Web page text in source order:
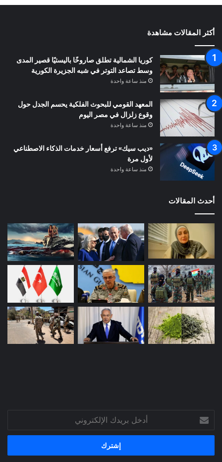
أكثر المقالات مشاهدة
كوريا الشمالية تطلق صاروخًا باليستيًا قصير المدى
وسط تصاعد التوتر في شبه الجزيرة الكورية
منذ ساعة واحدة
المعهد القومي للبحوث الفلكية يحسم الجدل حول
وقوع زلزال في مصر اليوم
منذ ساعة واحدة
«ديب سيك» ترفع أسعار خدمات الذكاء الاصطناعي
لأول مرة
منذ ساعة واحدة
أحدث المقالات
بريدك
الإلكتروني